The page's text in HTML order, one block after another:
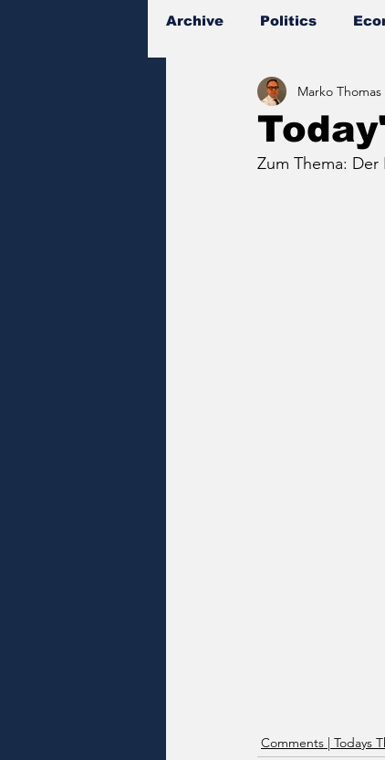
Archive Politics
Documents Marko Thomas
Zum Thema:
Comments | Todays